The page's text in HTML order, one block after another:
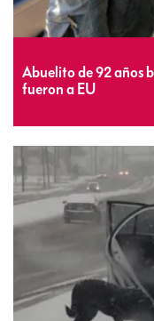
Abuelito de 92 años
fueron a EU